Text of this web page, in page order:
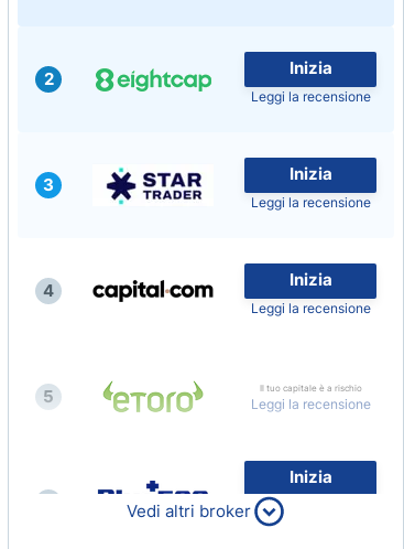
Broker per Categoria
2
Inizia
Leggi la recensione
3
Inizia
Leggi la recensione
4
Inizia
Leggi la recensione
5 Il tuo capitale è a rischio
Leggi la recensione
Inizia
80% dei conti al dettaglio di
CFD perdono denaro
Vedi altri broker